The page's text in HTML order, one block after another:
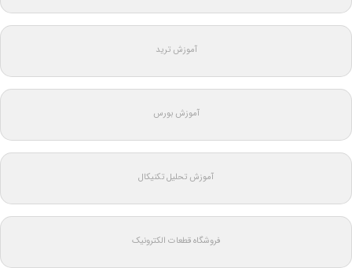
آموزش ترید
آموزش بورس
آموزش تحلیل تکنیکال
فروشگاه قطعات الکترونیک